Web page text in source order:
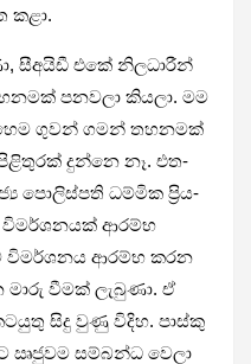
කළා.
සීඅ­යිඩී එකේ නිල­ධා­රීන්
පන­වලා කියලා. මම
ගුවන් ගමන් තහ­න­මක්
පිළි­තු­රක් දුන්නෙ නෑ. එත­
පොලි­ස්පති ධම්මික ප්‍රිය­
විම­ර්ශ­න­යක් ආරම්භ
විම­ර්ශ­නය ආරම්භ කරන
වීමක් ලැබුණා. ඒ
සිදු වුණු විදිහ. පාස්කු
ඍජු­වම සම්බන්ධ වෙලා